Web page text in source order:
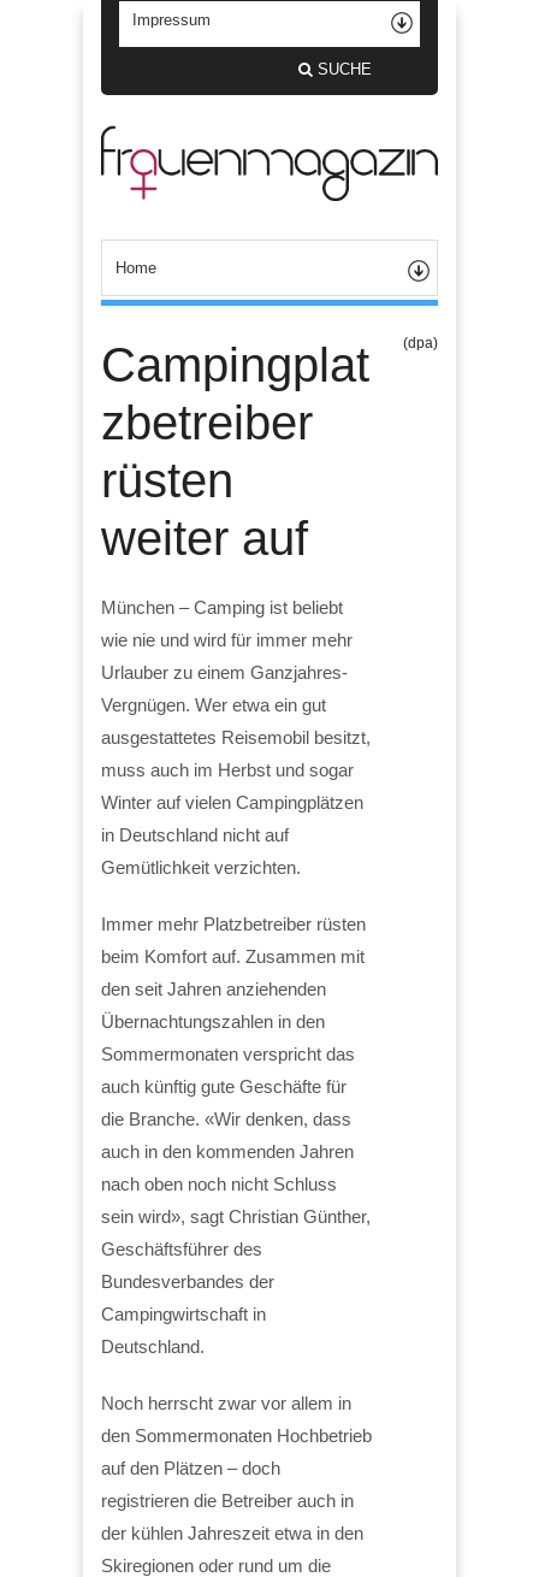
SUCHE
Campingplat
zbetreiber
rüsten
weiter auf
(dpa)
München – Camping ist beliebt
wie nie und wird für immer mehr
Urlauber zu einem Ganzjahres-
Vergnügen. Wer etwa ein gut
ausgestattetes Reisemobil besitzt,
muss auch im Herbst und sogar
Winter auf vielen Campingplätzen
in Deutschland nicht auf
Gemütlichkeit verzichten.
Immer mehr Platzbetreiber rüsten
beim Komfort auf. Zusammen mit
den seit Jahren anziehenden
Übernachtungszahlen in den
Sommermonaten verspricht das
auch künftig gute Geschäfte für
die Branche. «Wir denken, dass
auch in den kommenden Jahren
nach oben noch nicht Schluss
sein wird», sagt Christian Günther,
Geschäftsführer des
Bundesverbandes der
Campingwirtschaft in
Deutschland.
Noch herrscht zwar vor allem in
den Sommermonaten Hochbetrieb
auf den Plätzen – doch
registrieren die Betreiber auch in
der kühlen Jahreszeit etwa in den
Skiregionen oder rund um die